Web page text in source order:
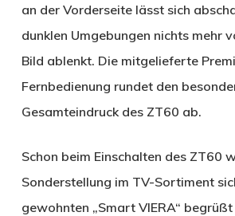
an der Vorderseite lässt sich
dunklen Umgebungen nichts mehr
Bild ablenkt. Die mitgelieferte
Fernbedienung rundet den
Gesamteindruck des ZT60 ab.
Schon beim Einschalten des ZT60
Sonderstellung im TV-Sortiment
gewohnten „Smart VIERA“